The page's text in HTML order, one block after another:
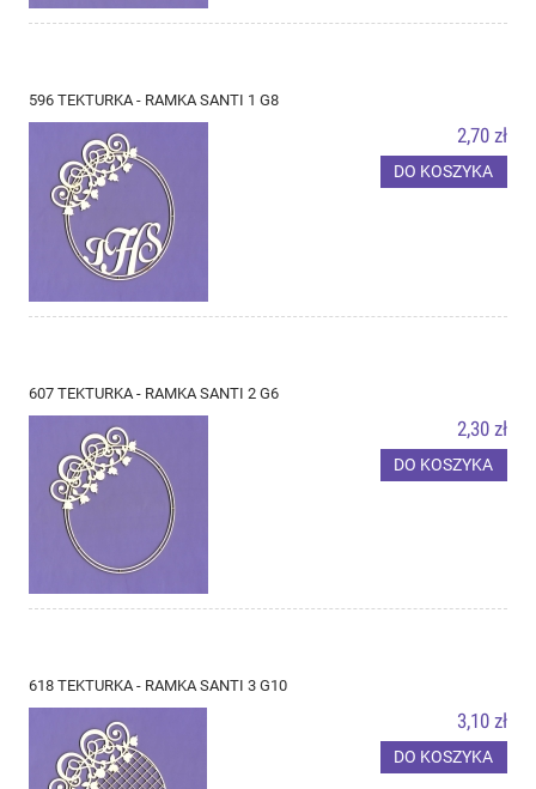
596 TEKTURKA - RAMKA SANTI 1 G8
2,70 zł
DO KOSZYKA
607 TEKTURKA - RAMKA SANTI 2 G6
2,30 zł
DO KOSZYKA
618 TEKTURKA - RAMKA SANTI 3 G10
3,10 zł
DO KOSZYKA